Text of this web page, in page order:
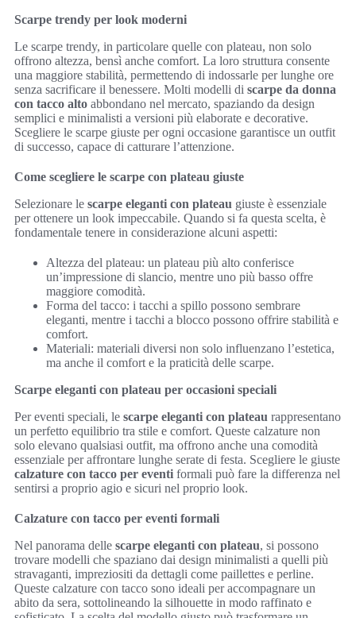
Scarpe trendy per look moderni
Le scarpe trendy, in particolare quelle con plateau, non solo
offrono altezza, bensì anche comfort. La loro struttura consente
una maggiore stabilità, permettendo di indossarle per lunghe ore
senza sacrificare il benessere. Molti modelli di scarpe da donna
con tacco alto abbondano nel mercato, spaziando da design
semplici e minimalisti a versioni più elaborate e decorative.
Scegliere le scarpe giuste per ogni occasione garantisce un outfit
di successo, capace di catturare l’attenzione.
Come scegliere le scarpe con plateau giuste
Selezionare le scarpe eleganti con plateau giuste è essenziale
per ottenere un look impeccabile. Quando si fa questa scelta, è
fondamentale tenere in considerazione alcuni aspetti:
Altezza del plateau: un plateau più alto conferisce
un’impressione di slancio, mentre uno più basso offre
maggiore comodità.
Forma del tacco: i tacchi a spillo possono sembrare
eleganti, mentre i tacchi a blocco possono offrire stabilità e
comfort.
Materiali: materiali diversi non solo influenzano l’estetica,
ma anche il comfort e la praticità delle scarpe.
Scarpe eleganti con plateau per occasioni speciali
Per eventi speciali, le scarpe eleganti con plateau rappresentano
un perfetto equilibrio tra stile e comfort. Queste calzature non
solo elevano qualsiasi outfit, ma offrono anche una comodità
essenziale per affrontare lunghe serate di festa. Scegliere le giuste
calzature con tacco per eventi formali può fare la differenza nel
sentirsi a proprio agio e sicuri nel proprio look.
Calzature con tacco per eventi formali
Nel panorama delle scarpe eleganti con plateau, si possono
trovare modelli che spaziano dai design minimalisti a quelli più
stravaganti, impreziositi da dettagli come paillettes e perline.
Queste calzature con tacco sono ideali per accompagnare un
abito da sera, sottolineando la silhouette in modo raffinato e